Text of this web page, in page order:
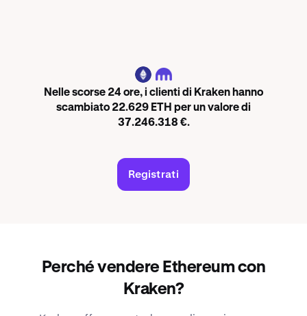
ETH
Nelle scorse 24 ore, i clienti di Kraken hanno
scambiato 22.629 ETH per un valore di
37.246.318 €.
Registrati
Perché vendere Ethereum con
Kraken?